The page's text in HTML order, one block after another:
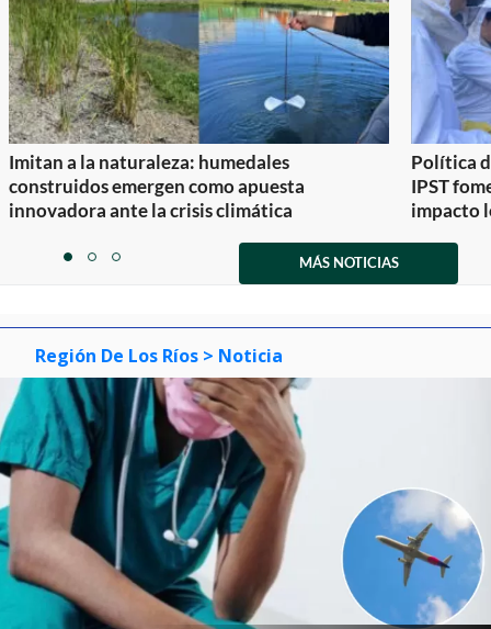
Imitan a la naturaleza: humedales
construidos emergen como apuesta
innovadora ante la crisis climática
Política
IPST
impacto
itemitemitem
MÁS NOTICIAS
Región De Los Ríos > Noticia